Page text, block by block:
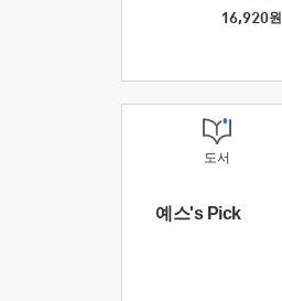
16,920원
도서
예스's Pick